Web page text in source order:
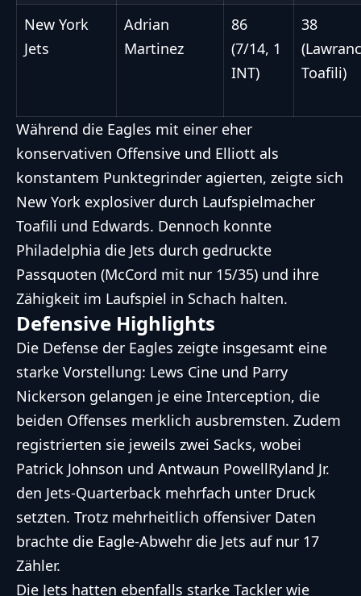
New York
Jets
Adrian
Martinez
86
(7/14, 1
INT)
38
Toafili)
Während die Eagles mit einer eher
konservativen Offensive und Elliott als
konstantem Punktegrinder agierten, zeigte sich
New York explosiver durch Laufspielmacher
Toafili und Edwards. Dennoch konnte
Philadelphia die Jets durch gedruckte
Passquoten (McCord mit nur 15/35) und ihre
Zähigkeit im Laufspiel in Schach halten.
Defensive Highlights
Die Defense der Eagles zeigte insgesamt eine
starke Vorstellung: Lews Cine und Parry
Nickerson gelangen je eine Interception, die
beiden Offenses merklich ausbremsten. Zudem
registrierten sie jeweils zwei Sacks, wobei
Patrick Johnson und Antwaun PowellRyland Jr.
den Jets-Quarterback mehrfach unter Druck
setzten. Trotz mehrheitlich offensiver Daten
brachte die Eagle-Abwehr die Jets auf nur 17
Zähler.
Die Jets hatten ebenfalls starke Tackler wie